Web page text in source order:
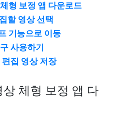
형 보정 앱 다운로드
할 영상 선택
기능으로 이동
사용하기
집 영상 저장
체형 보정 앱 다